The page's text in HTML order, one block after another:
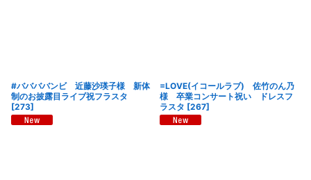
#ババババンビ 近藤沙瑛子様 新体
制のお披露目ライブ祝フラスタ
[273]
=LOVE(イコールラブ) 佐竹のん乃
様 卒業コンサート祝い ドレスフ
ラスタ [267]